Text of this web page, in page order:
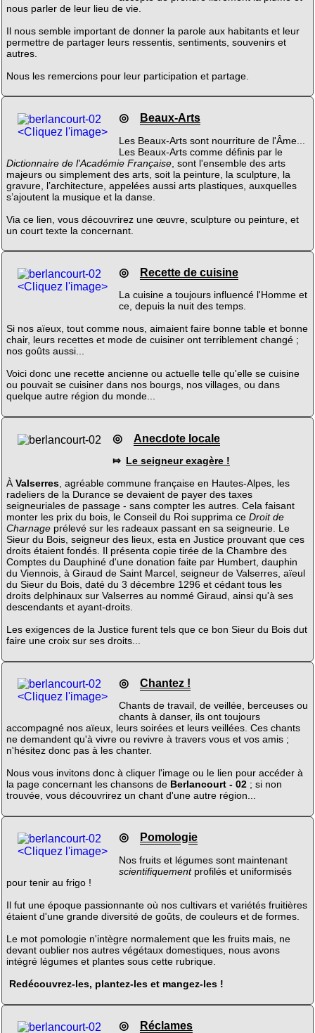
nous parler de leur lieu de vie.
Il nous semble important de donner la parole aux habitants et leur
permettre de partager leurs ressentis, sentiments, souvenirs et
autres.
Nous les remercions pour leur participation et partage.
<Cliquez l'image>
◎ Beaux-Arts
Les Beaux-Arts sont nourriture de l'Âme...
Les Beaux-Arts comme définis par le
Dictionnaire de l'Académie Française, sont l'ensemble des arts
majeurs ou simplement des arts, soit la peinture, la sculpture, la
gravure, l’architecture, appelées aussi arts plastiques, auxquelles
s’ajoutent la musique et la danse.
Via ce lien, vous découvrirez une œuvre, sculpture ou peinture, et
un court texte la concernant.
<Cliquez l'image>
◎ Recette de cuisine
La cuisine a toujours influencé l'Homme et
ce, depuis la nuit des temps.
Si nos aïeux, tout comme nous, aimaient faire bonne table et bonne
chair, leurs recettes et mode de cuisiner ont terriblement changé ;
nos goûts aussi...
Voici donc une recette ancienne ou actuelle telle qu'elle se cuisine
ou pouvait se cuisiner dans nos bourgs, nos villages, ou dans
quelque autre région du monde...
◎ Anecdote locale
⤇ Le seigneur exagère !
À Valserres, agréable commune française en Hautes-Alpes, les
radeliers de la Durance se devaient de payer des taxes
seigneuriales de passage - sans compter les autres. Cela faisant
monter les prix du bois, le Conseil du Roi supprima ce Droit de
Charnageprélevé sur les radeaux passant en sa seigneurie. Le
Sieur du Bois, seigneur des lieux, esta en Justice prouvant que ces
droits étaient fondés. Il présenta copie tirée de la Chambre des
Comptes du Dauphiné d'une donation faite par Humbert, dauphin
du Viennois, à Giraud de Saint Marcel, seigneur de Valserres, aïeul
du Sieur du Bois, daté du 3 décembre 1296 et cédant tous les
droits delphinaux sur Valserres au nommé Giraud, ainsi qu'à ses
descendants et ayant-droits.
Les exigences de la Justice furent tels que ce bon Sieur du Bois dut
faire une croix sur ses droits...
<Cliquez l'image>
◎ Chantez !
Chants de travail, de veillée, berceuses ou
chants à danser, ils ont toujours
accompagné nos aïeux, leurs soirées et leurs veillées. Ces chants
ne demandent qu'à vivre ou revivre à travers vous et vos amis ;
n'hésitez donc pas à les chanter.
Nous vous invitons donc à cliquer l'image ou le lien pour accéder à
la page concernant les chansons de Berlancourt - 02; si non
trouvée, vous découvrirez un chant d'une autre région...
<Cliquez l'image>
◎ Pomologie
Nos fruits et légumes sont maintenant
scientifiquementprofilés et uniformisés
pour tenir au frigo !
Il fut une époque passionnante où nos cultivars et variétés fruitières
étaient d'une grande diversité de goûts, de couleurs et de formes.
Le mot pomologie n'intègre normalement que les fruits mais, ne
devant oublier nos autres végétaux domestiques, nous avons
intégré légumes et plantes sous cette rubrique.
Redécouvrez-les, plantez-les et mangez-les !
◎ Réclames